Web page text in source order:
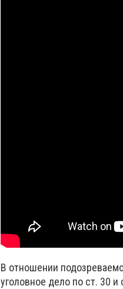
В отношении
уголовное дело по ст. 30